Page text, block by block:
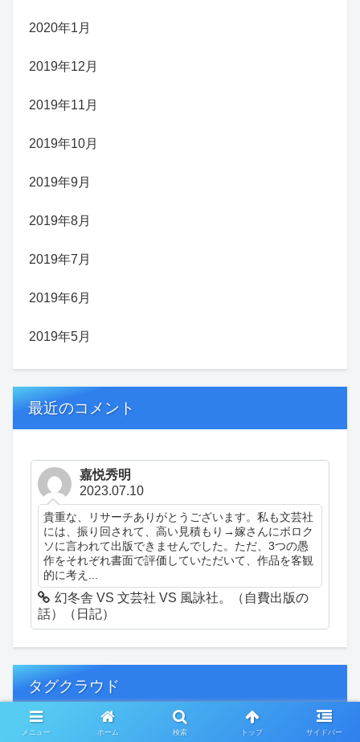
2020年1月
2019年12月
2019年11月
2019年10月
2019年9月
2019年8月
2019年7月
2019年6月
2019年5月
最近のコメント
嘉悦秀明
2023.07.10
貴重な、リサーチありがとうございます。私も文芸社
には、振り回されて、高い見積もり→嫁さんにボロク
ソに言われて出版できませんでした。ただ、3つの愚
作をそれぞれ書面で評価していただいて、作品を客観
的に考え...
幻冬舎 VS 文芸社 VS 風詠社。（自費出版の
話）（日記）
タグクラウド
メニュー ホーム 検索 トップ サイドバー